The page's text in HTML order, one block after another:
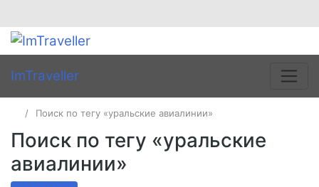
ImTraveller
Поиск по тегу «уральские авиалинии»
Поиск по тегу «уральские
авиалинии»